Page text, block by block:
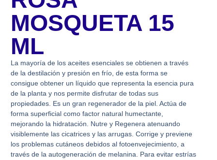
MOSQUETA 15
ML
La mayoría de los aceites esenciales se obtienen a través
de la destilación y presión en frío, de esta forma se
consigue obtener un líquido que representa la esencia pura
de la planta y nos permite disfrutar de todas sus
propiedades. Es un gran regenerador de la piel. Actúa de
forma superficial como factor natural humectante,
mejorando la hidratación. Nutre y Regenera atenuando
visiblemente las cicatrices y las arrugas. Corrige y previene
los problemas cutáneos debidos al fotoenvejecimiento, a
través de la autogeneración de melanina. Para evitar estrías